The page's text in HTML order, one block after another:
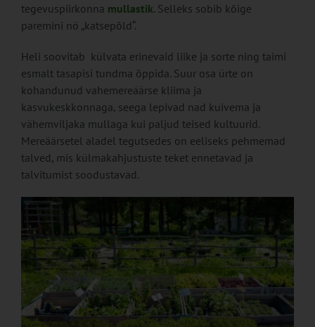
tegevuspiirkonna mullastik. Selleks sobib kõige
paremini nö „katsepõld“.
Heli soovitab külvata erinevaid liike ja sorte ning taimi
esmalt tasapisi tundma õppida. Suur osa ürte on
kohandunud vahemereäärse kliima ja
kasvukeskkonnaga, seega lepivad nad kuivema ja
vähemviljaka mullaga kui paljud teised kultuurid.
Mereäärsetel aladel tegutsedes on eeliseks pehmemad
talved, mis külmakahjustuste teket ennetavad ja
talvitumist soodustavad.